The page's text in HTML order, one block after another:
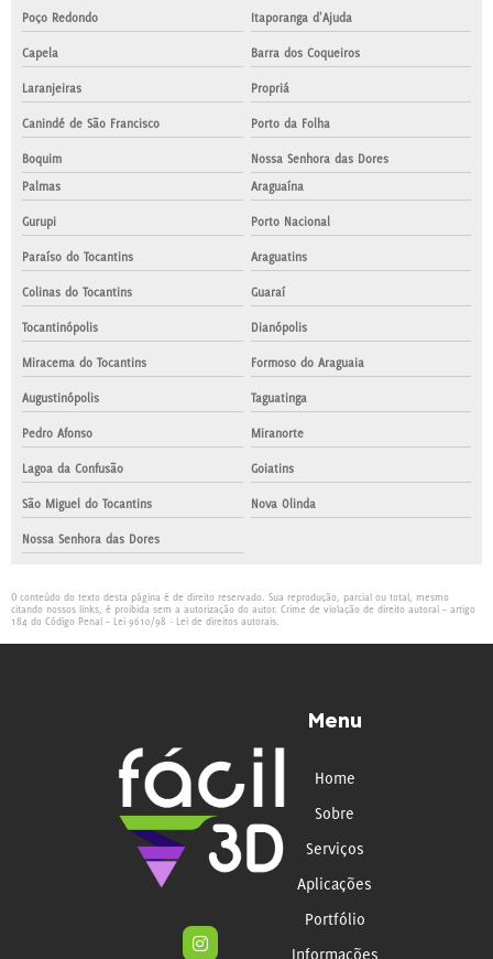
Poço Redondo Itaporanga d'Ajuda
Capela Barra dos Coqueiros
Laranjeiras Propriá
Canindé de São Francisco Porto da Folha
Boquim
Nossa Senhora das Dores
Palmas
Araguaína
Gurupi Porto Nacional
Paraíso do Tocantins Araguatins
Colinas do Tocantins Guaraí
Tocantinópolis Dianópolis
Miracema do Tocantins Formoso do Araguaia
Augustinópolis Taguatinga
Pedro Afonso Miranorte
Lagoa da Confusão Goiatins
São Miguel do Tocantins Nova Olinda
Nossa Senhora das Dores
O conteúdo do texto desta página é de direito reservado. Sua reprodução, parcial ou total, mesmo
citando nossos links, é proibida sem a autorização do autor. Crime de violação de direito autoral – artigo
184 do Código Penal – Lei 9610/98 - Lei de direitos autorais
Menu
Home
Sobre
Serviços
Aplicações
Portfólio
Informações